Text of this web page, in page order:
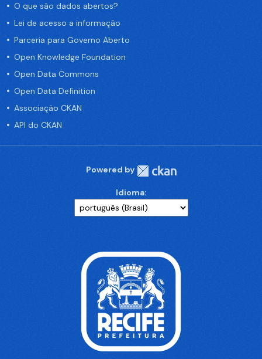
O que são dados abertos?
Lei de acesso a informação
Parceria para Governo Aberto
Open Knowledge Foundation
Open Data Commons
Open Data Definition
Associação CKAN
API do CKAN
Powered by
Idioma